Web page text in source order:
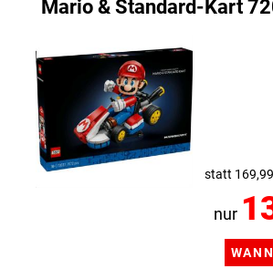
Mario & Standard-Kart
statt
nur